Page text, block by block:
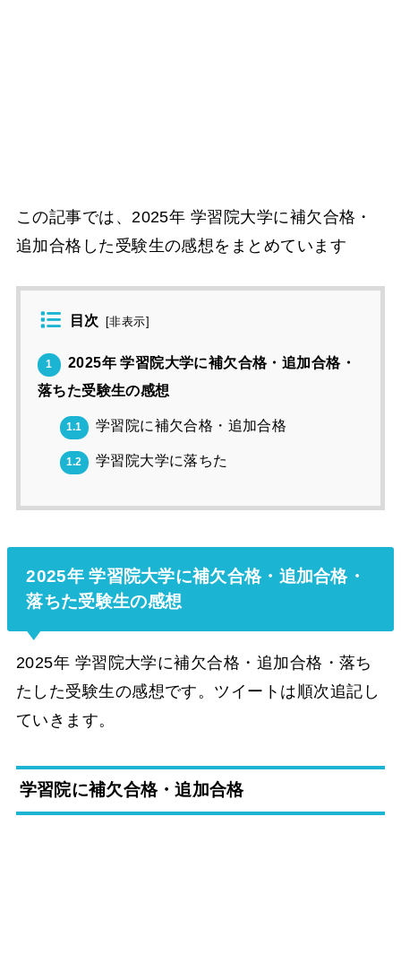
この記事では、2025年 学習院大学に補欠合格・
追加合格した受験生の感想をまとめています
目次 [非表示]
1
2025年 学習院大学に補欠合格・追加合格・
落ちた受験生の感想
1.1 学習院に補欠合格・追加合格
1.2 学習院大学に落ちた
2025年 学習院大学に補欠合格・追加合格・
落ちた受験生の感想
2025年 学習院大学に補欠合格・追加合格・落ち
たした受験生の感想です。ツイートは順次追記し
ていきます。
学習院に補欠合格・追加合格